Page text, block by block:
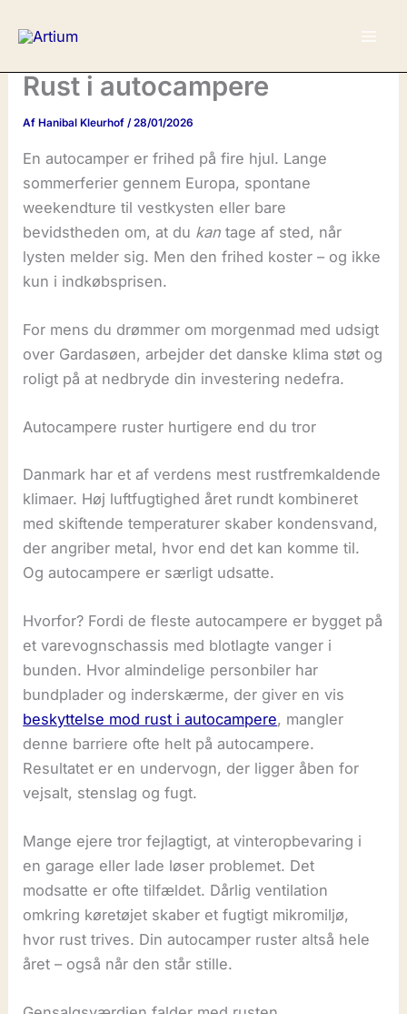
Rust i autocampere
Af Hanibal Kleurhof/28/01/2026
En autocamper er frihed på fire hjul. Lange
sommerferier gennem Europa, spontane
weekendture til vestkysten eller bare
bevidstheden om, at du kan tage af sted, når
lysten melder sig. Men den frihed koster – og ikke
kun i indkøbsprisen.
For mens du drømmer om morgenmad med udsigt
over Gardasøen, arbejder det danske klima støt og
roligt på at nedbryde din investering nedefra.
Autocampere ruster hurtigere end du tror
Danmark har et af verdens mest rustfremkaldende
klimaer. Høj luftfugtighed året rundt kombineret
med skiftende temperaturer skaber kondensvand,
der angriber metal, hvor end det kan komme til.
Og autocampere er særligt udsatte.
Hvorfor? Fordi de fleste autocampere er bygget på
et varevognschassis med blotlagte vanger i
bunden. Hvor almindelige personbiler har
bundplader og inderskærme, der giver en vis
beskyttelse mod rust i autocampere, mangler
denne barriere ofte helt på autocampere.
Resultatet er en undervogn, der ligger åben for
vejsalt, stenslag og fugt.
Mange ejere tror fejlagtigt, at vinteropbevaring i
en garage eller lade løser problemet. Det
modsatte er ofte tilfældet. Dårlig ventilation
omkring køretøjet skaber et fugtigt mikromiljø,
hvor rust trives. Din autocamper ruster altså hele
året – også når den står stille.